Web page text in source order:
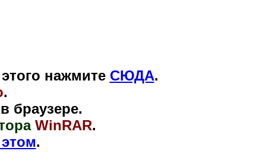
нажмите СЮДА.
.
браузере.
WinRAR.
.